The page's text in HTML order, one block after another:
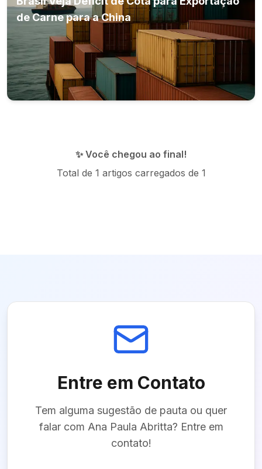
de Carne para a China
✨ Você chegou ao final!
Total de 1 artigos carregados de 1
Entre em Contato
Tem alguma sugestão de pauta ou quer
falar com Ana Paula Abritta? Entre em
contato!